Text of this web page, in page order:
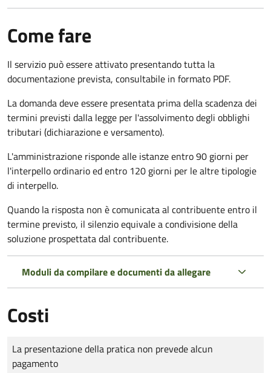
Come fare
Il servizio può essere attivato presentando tutta la
documentazione prevista, consultabile in formato PDF.
La domanda deve essere presentata prima della scadenza dei
termini previsti dalla legge per l'assolvimento degli obblighi
tributari (dichiarazione e versamento).
L'amministrazione risponde alle istanze entro 90 giorni per
l'interpello ordinario ed entro 120 giorni per le altre tipologie
di interpello.
Quando la risposta non è comunicata al contribuente entro il
termine previsto, il silenzio equivale a condivisione della
soluzione prospettata dal contribuente.
Moduli da compilare e documenti da allegare
Costi
Tipo di pagamento
Importo
La presentazione della pratica non prevede alcun
pagamento